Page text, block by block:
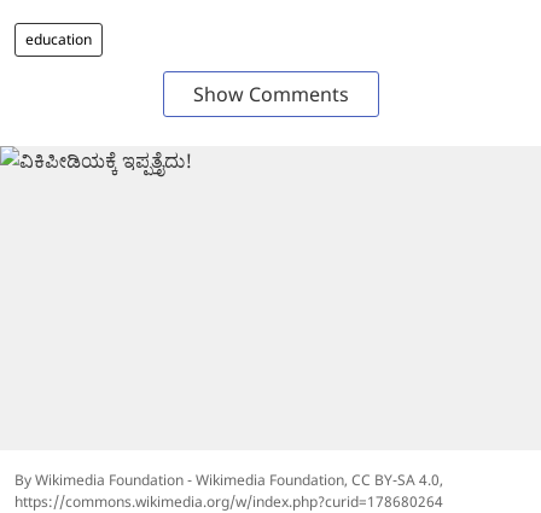
education
Show Comments
By Wikimedia Foundation - Wikimedia Foundation, CC BY-SA 4.0,
https://commons.wikimedia.org/w/index.php?curid=178680264